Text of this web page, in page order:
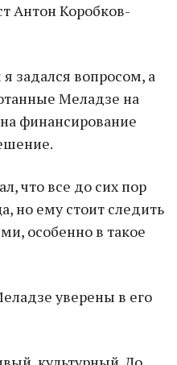
Антон Коробков-
задался вопросом, а
Меладзе на
финансирование
что все до сих пор
но ему стоит следить
особенно в такое
уверены в его